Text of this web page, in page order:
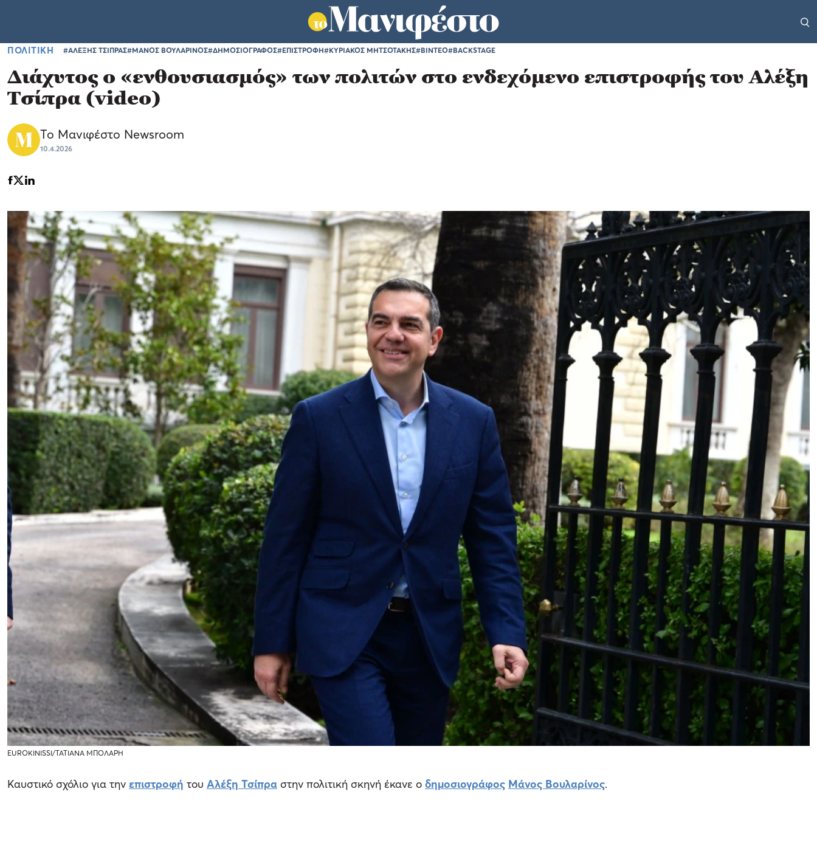
ΠΟΛΙΤΙΚΗ #ΑΛΕΞΗΣ ΤΣΙΠΡΑΣ#ΜΑΝΟΣ ΒΟΥΛΑΡΙΝΟΣ#ΔΗΜΟΣΙΟΓΡΑΦΟΣ#ΕΠΙΣΤΡΟΦΗ#ΚΥΡΙΑΚΟΣ ΜΗΤΣΟΤΑΚΗΣ#ΒΙΝΤΕΟ#BACKSTAGE
Διάχυτος ο «ενθουσιασμός» των πολιτών στο ενδεχόμενο επιστροφής του Αλέξη
Τσίπρα (video)
Το Μανιφέστο Newsroom
10.4.2026
EUROKINISSI/ΤΑΤΙΑΝΑ ΜΠΟΛΑΡΗ
Καυστικό σχόλιο για την επιστροφή του Αλέξη Τσίπρα στην πολιτική σκηνή έκανε ο δημοσιογράφος Μάνος Βουλαρίνος.